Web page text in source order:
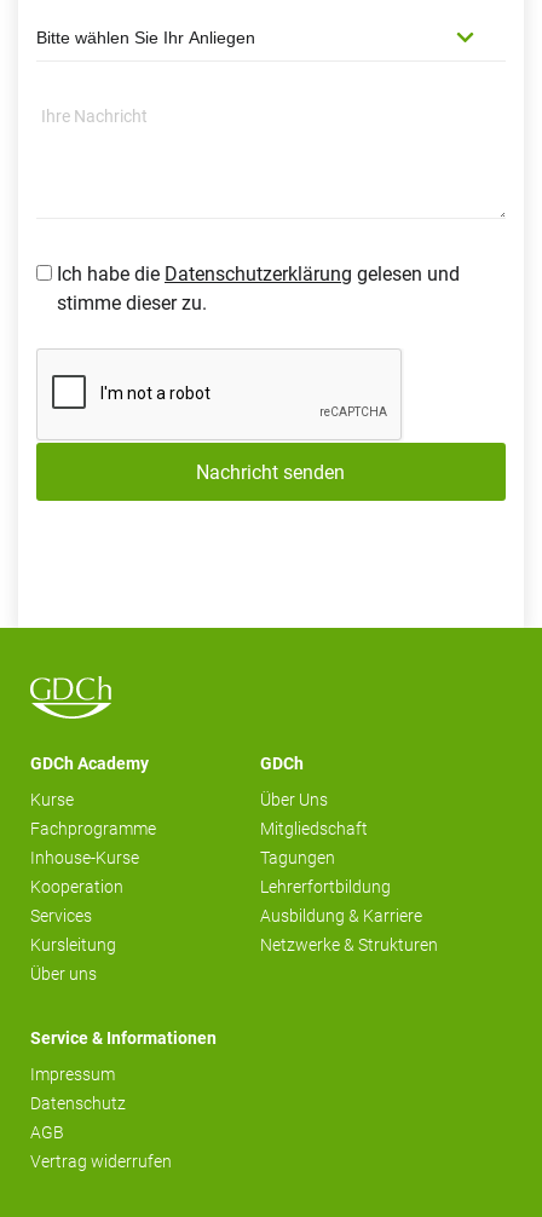
Ich habe die Datenschutzerklärung gelesen und
stimme dieser zu.
Nachricht senden
GDCh Academy
Kurse
Fachprogramme
Inhouse-Kurse
Kooperation
Services
Kursleitung
Über uns
GDCh
Über Uns
Mitgliedschaft
Tagungen
Lehrerfortbildung
Ausbildung & Karriere
Netzwerke & Strukturen
Service & Informationen
Impressum
Datenschutz
AGB
Vertrag widerrufen